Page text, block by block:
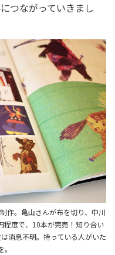
つながっていきまし
作。亀山さんが布を切り、中川
程度で、10本が完売！知り合い
消息不明。持っている人がいた